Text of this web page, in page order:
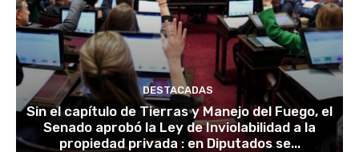
DESTACADAS
Sin el capítulo de Tierras y Manejo del Fuego, el
Senado aprobó la Ley de Inviolabilidad a la
propiedad privada : en Diputados se...